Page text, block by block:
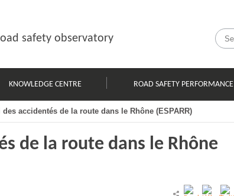
safety observatory
KNOWLEDGE CENTRE ROAD SAFETY PERFORMANCE
accidentés de la route dans le Rhône (ESPARR)
de la route dans le Rhône